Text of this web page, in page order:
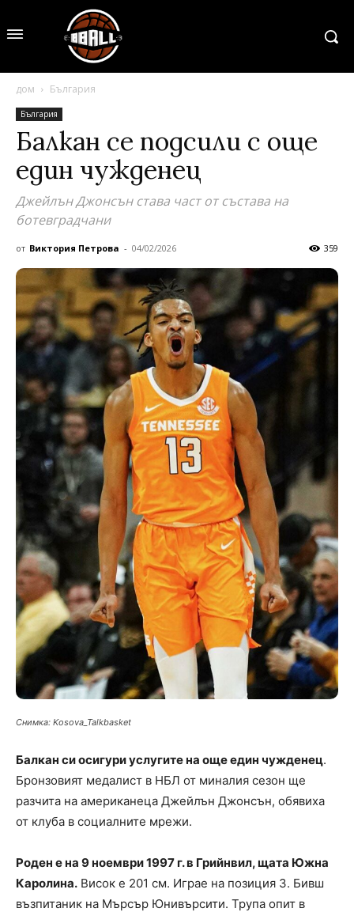
дом България
България
Балкан сe подсили с още
един чужденец
Джейлън Джонсън става част от състава на
ботевградчани
от Виктория Петрова - 04/02/2026 359
Снимка: Kosova_Talkbasket
Балкан си осигури услугите на още един чужденец.
Бронзовият медалист в НБЛ от миналия сезон ще
разчита на американеца Джейлън Джонсън, обявиха
от клуба в социалните мрежи.
Роден е на 9 ноември 1997 г. в Грийнвил, щата Южна
Каролина. Висок е 201 см. Играе на позиция 3. Бивш
възпитаник на Мърсър Юнивърсити. Трупа опит в